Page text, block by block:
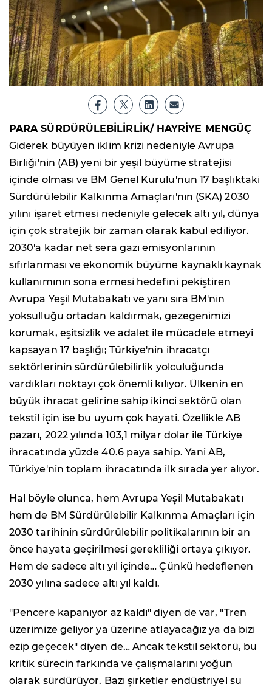
PARA SÜRDÜRÜLEBİLİRLİK/ HAYRİYE MENGÜÇ
Giderek büyüyen iklim krizi nedeniyle Avrupa
Birliği'nin (AB) yeni bir yeşil büyüme stratejisi
içinde olması ve BM Genel Kurulu'nun 17 başlıktaki
Sürdürülebilir Kalkınma Amaçları'nın (SKA) 2030
yılını işaret etmesi nedeniyle gelecek altı yıl, dünya
için çok stratejik bir zaman olarak kabul ediliyor.
2030'a kadar net sera gazı emisyonlarının
sıfırlanması ve ekonomik büyüme kaynaklı kaynak
kullanımının sona ermesi hedefini pekiştiren
Avrupa Yeşil Mutabakatı ve yanı sıra BM'nin
yoksulluğu ortadan kaldırmak, gezegenimizi
korumak, eşitsizlik ve adalet ile mücadele etmeyi
kapsayan 17 başlığı; Türkiye'nin ihracatçı
sektörlerinin sürdürülebilirlik yolculuğunda
vardıkları noktayı çok önemli kılıyor. Ülkenin en
büyük ihracat gelirine sahip ikinci sektörü olan
tekstil için ise bu uyum çok hayati. Özellikle AB
pazarı, 2022 yılında 103,1 milyar dolar ile Türkiye
ihracatında yüzde 40.6 paya sahip. Yani AB,
Türkiye'nin toplam ihracatında ilk sırada yer alıyor.
Hal böyle olunca, hem Avrupa Yeşil Mutabakatı
hem de BM Sürdürülebilir Kalkınma Amaçları için
2030 tarihinin sürdürülebilir politikalarının bir an
önce hayata geçirilmesi gerekliliği ortaya çıkıyor.
Hem de sadece altı yıl içinde… Çünkü hedeflenen
2030 yılına sadece altı yıl kaldı.
"Pencere kapanıyor az kaldı" diyen de var, "Tren
üzerimize geliyor ya üzerine atlayacağız ya da bizi
ezip geçecek" diyen de… Ancak tekstil sektörü, bu
kritik sürecin farkında ve çalışmalarını yoğun
olarak sürdürüyor. Bazı şirketler endüstriyel su